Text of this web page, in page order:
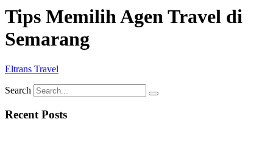
Tips Memilih Agen Travel di
Semarang
Eltrans Travel
Search
Recent Posts